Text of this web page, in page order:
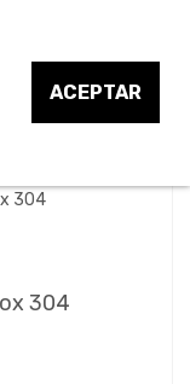
ACEPTAR
por: 24
304